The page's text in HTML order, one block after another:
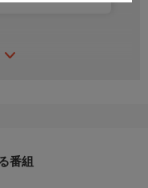
戦後の荒廃した大地。
番組